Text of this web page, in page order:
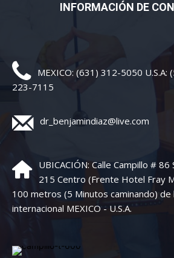
INFORMACIÓN DE
MEXICO: (631) 312-5050 U.S.A:
223-7115
dr_benjamindiaz@live.com
UBICACIÓN: Calle Campillo # 86
215 Centro (Frente Hotel Fray
100 metros (5 Minutos caminando) de
internacional MEXICO - U.S.A.